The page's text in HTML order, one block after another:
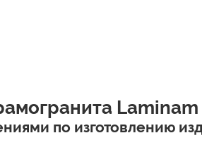
Laminam
по изготовлению